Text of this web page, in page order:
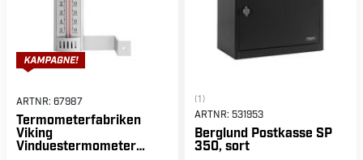
ARTNR: 67987
Termometerfabriken
Viking
Vinduestermometer
(1)
ARTNR: 531953
Berglund Postkasse SP
350, sort